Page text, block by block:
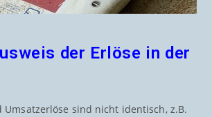
der Erlöse in der
Umsatzerlöse sind nicht identisch, z.B.